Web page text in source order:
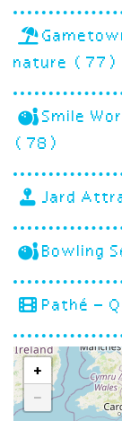
nature (77)
Smile
(78)
Jard
Bowling
Pathé –
+
−